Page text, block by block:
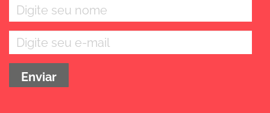
Nome
E-mail